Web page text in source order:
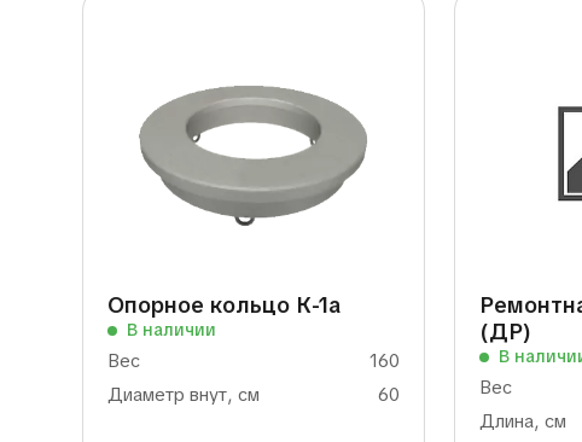
Опорное кольцо К-1а
В наличии
Вес
160
Диаметр внут, см
60
(ДР)
В
Вес
Длина, см